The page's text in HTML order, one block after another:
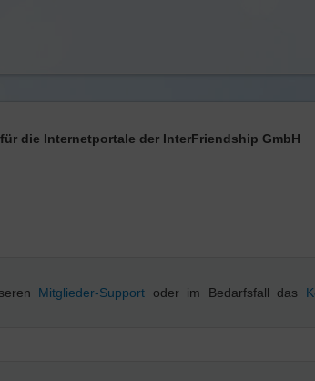
die Internetportale der InterFriendship GmbH
Mitglieder-Support oder im Bedarfsfall das